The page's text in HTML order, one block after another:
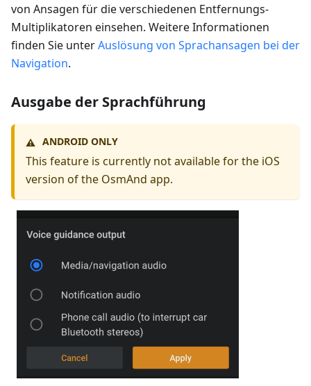
von Ansagen für die verschiedenen Entfernungs-
Multiplikatoren einsehen. Weitere Informationen
finden Sie unterAuslösung von Sprachansagen bei der
Navigation.
Ausgabe der Sprachführung
⚠️ ANDROID ONLY
This feature is currently not available for the iOS
version of the OsmAnd app.